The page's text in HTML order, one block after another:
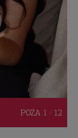
POZA 1 / 12